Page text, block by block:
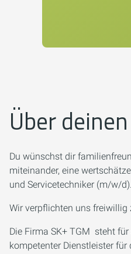
Über
Du wünschst dir
miteinander, eine
und Servicetechniker (m/w/d).
Wir verpflichten uns freiwillig
Die Firma SK+ TGM steht
kompetenter Dienstleister